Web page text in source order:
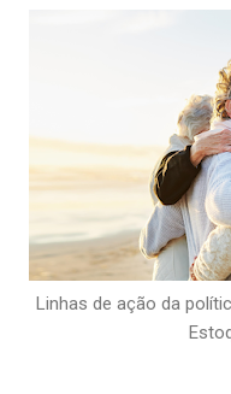
Linhas de ação da